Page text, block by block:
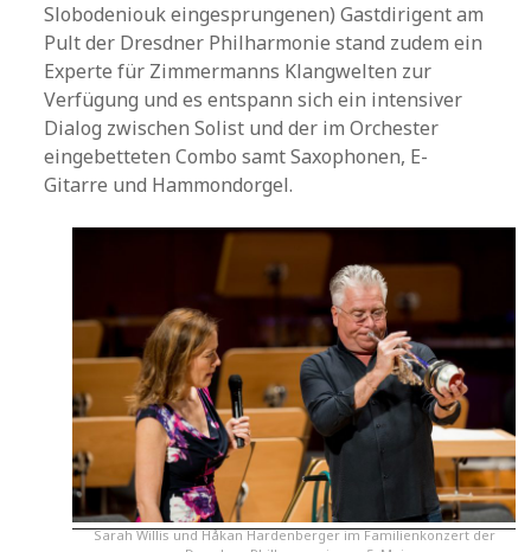
Slobodeniouk eingesprungenen) Gastdirigent am
Pult der Dresdner Philharmonie stand zudem ein
Experte für Zimmermanns Klangwelten zur
Verfügung und es entspann sich ein intensiver
Dialog zwischen Solist und der im Orchester
eingebetteten Combo samt Saxophonen, E-
Gitarre und Hammondorgel.
Sarah Willis und Håkan Hardenberger im Familienkonzert der